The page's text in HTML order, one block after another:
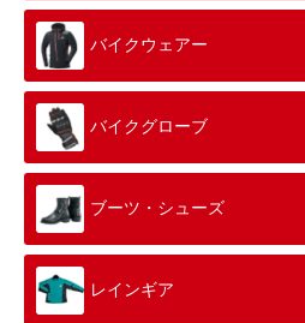
バイクウェアー
バイクグローブ
ブーツ・シューズ
レインギア